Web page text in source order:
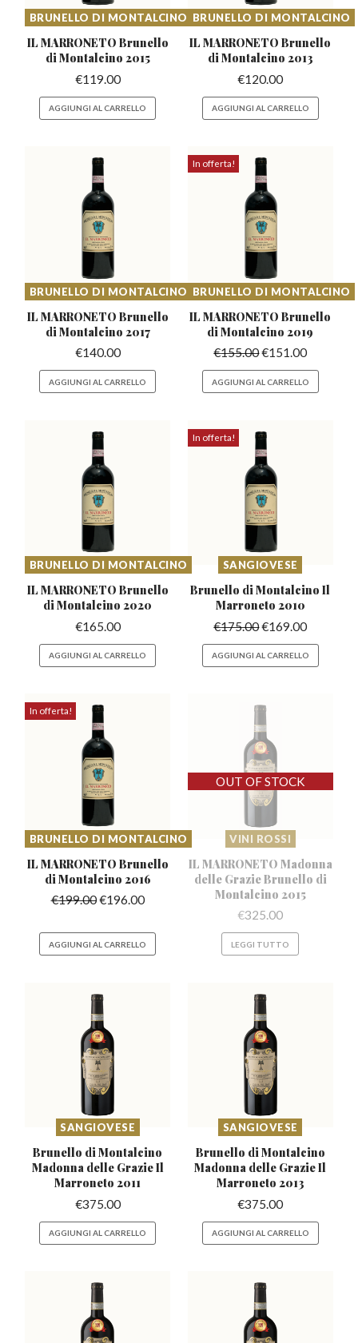
BRUNELLO DI MONTALCINO
IL MARRONETO Brunello
di Montalcino 2015
€119.00
AGGIUNGI AL CARRELLO
BRUNELLO DI MONTALCINO
IL MARRONETO Brunello
di Montalcino 2013
€120.00
AGGIUNGI AL CARRELLO
BRUNELLO DI MONTALCINO
IL MARRONETO Brunello
di Montalcino 2017
€140.00
AGGIUNGI AL CARRELLO
In offerta!
BRUNELLO DI MONTALCINO
IL MARRONETO Brunello
di Montalcino 2019
€155.00€151.00
AGGIUNGI AL CARRELLO
BRUNELLO DI MONTALCINO
IL MARRONETO Brunello
di Montalcino 2020
€165.00
AGGIUNGI AL CARRELLO
In offerta!
SANGIOVESE
Brunello di MontalcinoIl
Marroneto 2010
€175.00€169.00
AGGIUNGI AL CARRELLO
In offerta!
BRUNELLO DI MONTALCINO
IL MARRONETO Brunello
di Montalcino 2016
€199.00€196.00
AGGIUNGI AL CARRELLO
VINI ROSSI
IL MARRONETO Madonna
delle GrazieBrunello di
Montalcino 2015
€325.00
LEGGI TUTTO
SANGIOVESE
Brunello di Montalcino
Madonna delle Grazie Il
Marroneto 2011
€375.00
AGGIUNGI AL CARRELLO
SANGIOVESE
Brunello di Montalcino
Madonna delle Grazie Il
Marroneto 2013
€375.00
AGGIUNGI AL CARRELLO